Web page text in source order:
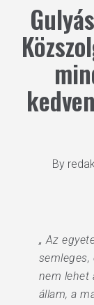
By
„ Az
nem lehet
állam, a